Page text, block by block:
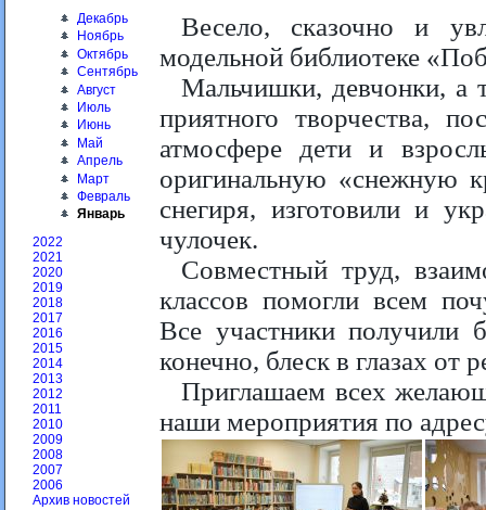
Декабрь
Ноябрь
Октябрь
Сентябрь
Август
Июль
Июнь
Май
Апрель
Март
Февраль
Январь
2022
2021
2020
2019
2018
2017
2016
2015
2014
2013
2012
2011
2010
2009
2008
2007
2006
Архив новостей
Весело, сказочно и
модельной библиотеке
Мальчишки, девчонки, а
приятного творчества,
атмосфере дети и
оригинальную «снежную
снегиря, изготовили и
чулочек.
Совместный труд,
классов помогли всем
Все участники получили
конечно, блеск в глазах от
Приглашаем всех
наши мероприятия по